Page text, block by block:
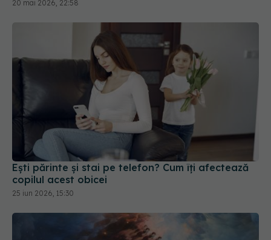
Ești părinte și stai pe telefon? Cum îți afectează
copilul acest obicei
25 iun 2026, 15:30